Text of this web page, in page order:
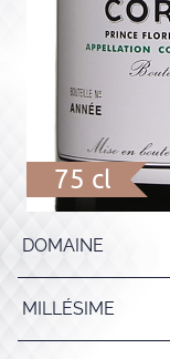
75 cl
DOMAINE
MILLÉSIME